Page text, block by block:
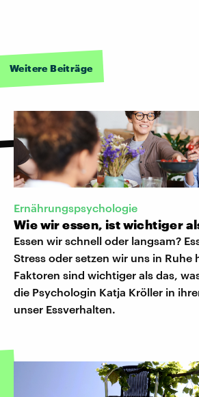
Weitere Beiträge
Ernährungspsychologie
Wie wir essen, ist wichtiger
Essen wir schnell oder langsam?
Stress oder setzen wir uns in Ruhe
Faktoren sind wichtiger als das,
die Psychologin Katja Kröller in
unser Essverhalten.